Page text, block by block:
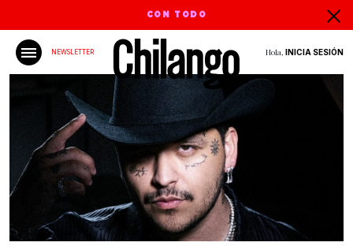
CON TODO
NEWSLETTER Hola, INICIA SESIÓN